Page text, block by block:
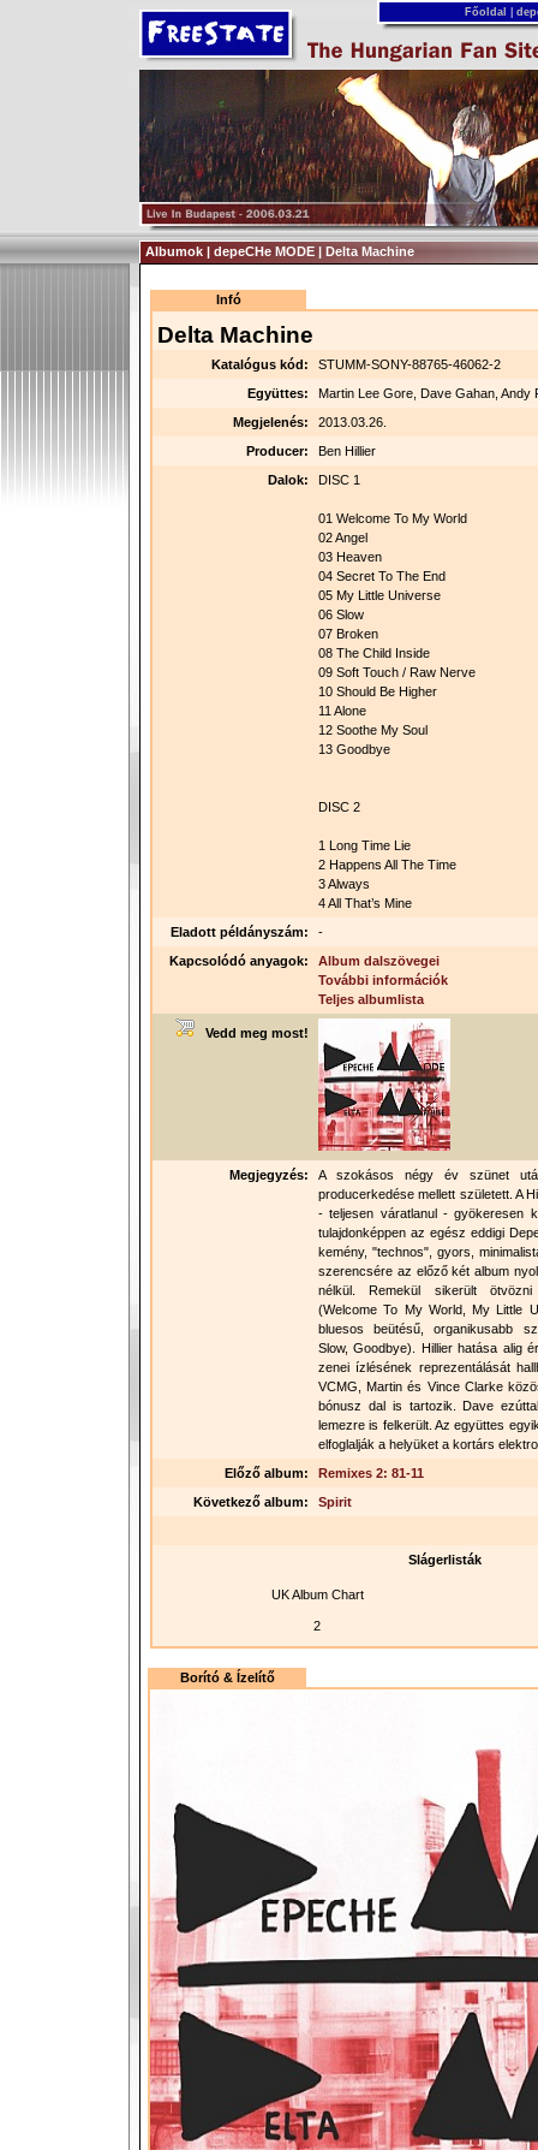
Főoldal
Albumok | depeCHe MODE | Delta Machine
Infó
Delta Machine
Katalógus kód:
STUMM-SONY-88765-46062-2
Együttes:
Martin Lee Gore, Dave Gahan, Andy
Megjelenés:
2013.03.26.
Producer:
Ben Hillier
Dalok:
DISC 1
01 Welcome To My World
02 Angel
03 Heaven
04 Secret To The End
05 My Little Universe
06 Slow
07 Broken
08 The Child Inside
09 Soft Touch / Raw Nerve
10 Should Be Higher
11 Alone
12 Soothe My Soul
13 Goodbye
DISC 2
1 Long Time Lie
2 Happens All The Time
3 Always
4 All That’s Mine
Eladott példányszám:
-
Kapcsolódó anyagok:
Album dalszövegei
További információk
Teljes albumlista
Vedd meg most!
Megjegyzés:
A szokásos négy év szünet
producerkedése mellett született. A
- teljesen váratlanul - gyökeresen
tulajdonképpen az egész eddigi
kemény, "technos", gyors,
szerencsére az előző két album
nélkül. Remekül sikerült
(Welcome To My World, My Little
bluesos beütésű, organikusabb
Slow, Goodbye). Hillier hatása alig
zenei ízlésének reprezentálását
VCMG, Martin és Vince Clarke
bónusz dal is tartozik. Dave
lemezre is felkerült. Az együttes
elfoglalják a helyüket a kortárs
Előző album:
Remixes 2: 81-11
Következő album:
Spirit
Slágerlisták
UK Album Chart
2
Borító & Ízelítő